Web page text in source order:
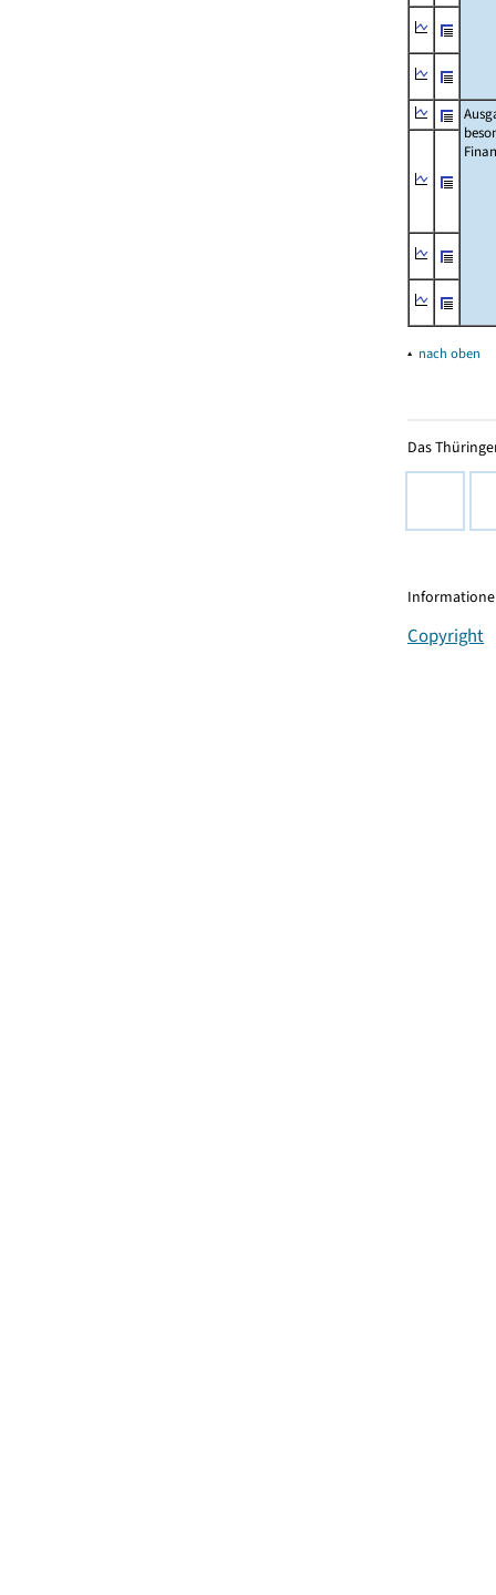
▴ nach oben
Das
Copyright